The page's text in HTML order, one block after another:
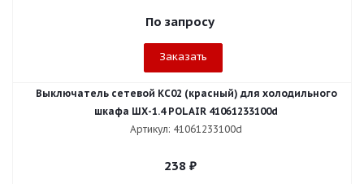
По запросу
Заказать
Выключатель сетевой КС02 (красный) для холодильного
шкафа ШХ-1.4 POLAIR 41061233100d
Артикул: 41061233100d
238₽